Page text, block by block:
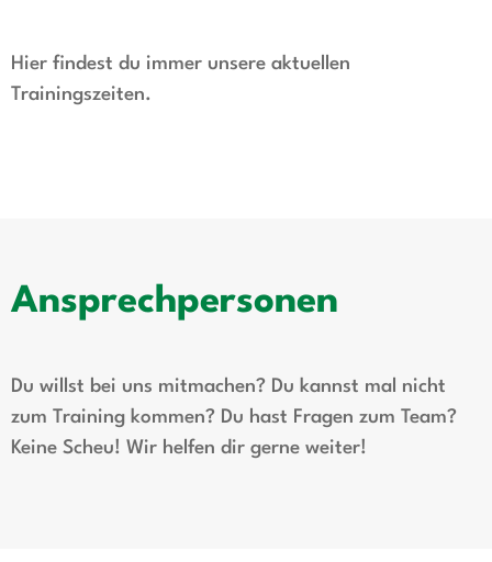
Hier findest du immer unsere aktuellen
Trainingszeiten.
Ansprechpersonen
Du willst bei uns mitmachen? Du kannst mal nicht
zum Training kommen? Du hast Fragen zum Team?
Keine Scheu! Wir helfen dir gerne weiter!